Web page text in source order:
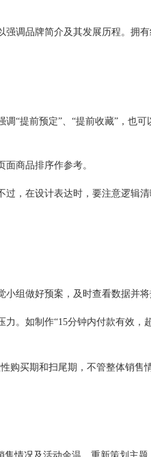
品牌简介及其发展历程。拥
前预定”、“提前收藏”，也可
商品排序作参考。
，在设计表达时，要注意逻辑清
做好预案，及时查看数据并将
如制作“15分钟内付款有效，
买期和扫尾期，不管整体销售